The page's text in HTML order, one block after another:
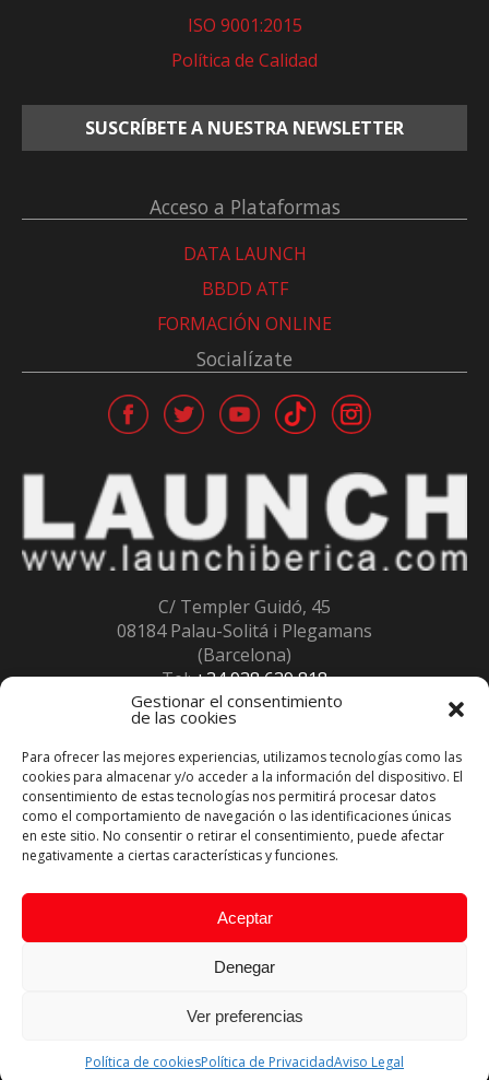
Gestionar el consentimiento
de las cookies
Para ofrecer las mejores experiencias, utilizamos tecnologías como las
cookies para almacenar y/o acceder a la información del dispositivo. El
consentimiento de estas tecnologías nos permitirá procesar datos
como el comportamiento de navegación o las identificaciones únicas
en este sitio. No consentir o retirar el consentimiento, puede afectar
negativamente a ciertas características y funciones.
Aceptar
Denegar
Ver preferencias
Política de cookiesPolítica de PrivacidadAviso Legal
ISO 9001:2015
Política de Calidad
SUSCRÍBETE A NUESTRA NEWSLETTER
Acceso a Plataformas
DATA LAUNCH
BBDD ATF
FORMACIÓN ONLINE
Socialízate
C/ Templer Guidó, 45
08184 Palau-Solitá i Plegamans
(Barcelona)
Tel:+34 938 639 818
Fax:+34 938 639 847
info@launchiberica.com
Horario: 8:30 a 13:00 / 14:30 a 18:00 L a V
Inscritos en elRegistro RII-AEEnum. 12230
Privacidad·Condiciones venta online